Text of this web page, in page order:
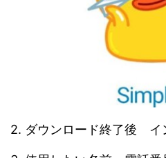
2. ダウンロード終了後 イ